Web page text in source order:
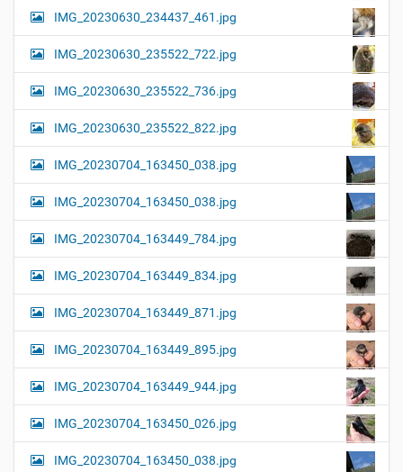
IMG_20230630_234437_461.jpg
IMG_20230630_235522_722.jpg
IMG_20230630_235522_736.jpg
IMG_20230630_235522_822.jpg
IMG_20230704_163450_038.jpg
IMG_20230704_163450_038.jpg
IMG_20230704_163449_784.jpg
IMG_20230704_163449_834.jpg
IMG_20230704_163449_871.jpg
IMG_20230704_163449_895.jpg
IMG_20230704_163449_944.jpg
IMG_20230704_163450_026.jpg
IMG_20230704_163450_038.jpg